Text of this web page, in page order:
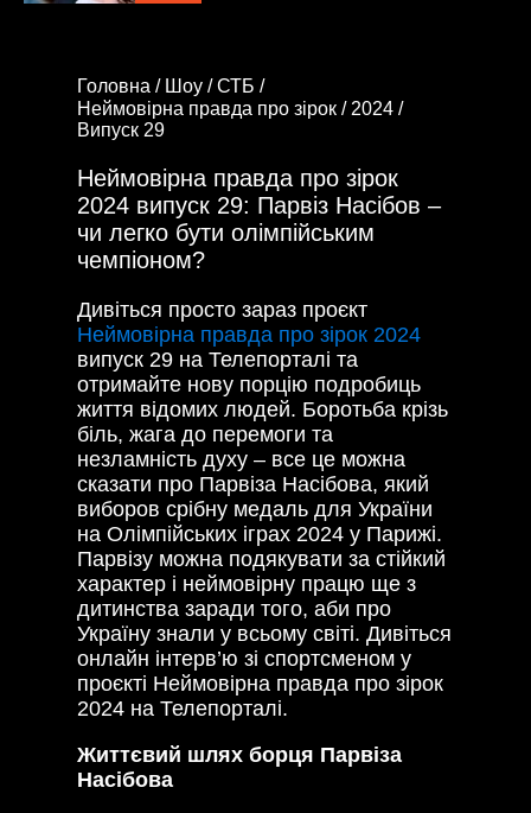
Головна / Шоу /СТБ /
Неймовірна правда про зірок / 2024 /
Випуск 29
Неймовірна правда про зірок
2024 випуск 29: Парвіз Насібов –
чи легко бути олімпійським
чемпіоном?
Дивіться просто зараз проєкт
Неймовірна правда про зірок 2024
випуск 29 на Телепорталі та
отримайте нову порцію подробиць
життя відомих людей. Боротьба крізь
біль, жага до перемоги та
незламність духу – все це можна
сказати про Парвіза Насібова, який
виборов срібну медаль для України
на Олімпійських іграх 2024 у Парижі.
Парвізу можна подякувати за стійкий
характер і неймовірну працю ще з
дитинства заради того, аби про
Україну знали у всьому світі. Дивіться
онлайн інтерв’ю зі спортсменом у
проєкті Неймовірна правда про зірок
2024 на Телепорталі.
Життєвий шлях борця Парвіза
Насібова